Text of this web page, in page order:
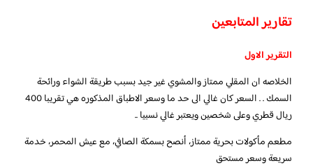
تقارير المتابعين
التقرير الاول
الخلاصه ان المقلي ممتاز والمشوي غير جيد بسبب طريقة الشواء ورائحة
السمك . . السعر كان غالي الى حد ما وسعر الاطباق المذكوره هي تقريبا 400
ريال قطري وعلى شخصين ويعتبر غالي نسبيا ..
مطعم مأكولات بحرية ممتاز، أنصح بسمكة الصافي، مع عيش المحمر، خدمة
سريعة وسعر مستحق